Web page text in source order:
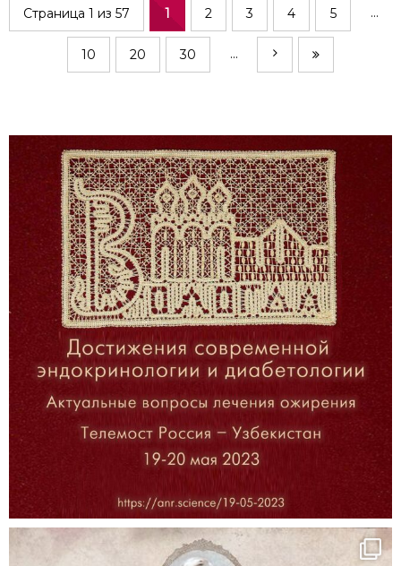
Страница 1 из 57 1 2 3 4 5 ...
10 20 30 ...